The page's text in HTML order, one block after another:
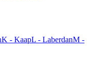
K - KaapL - LaberdanM -